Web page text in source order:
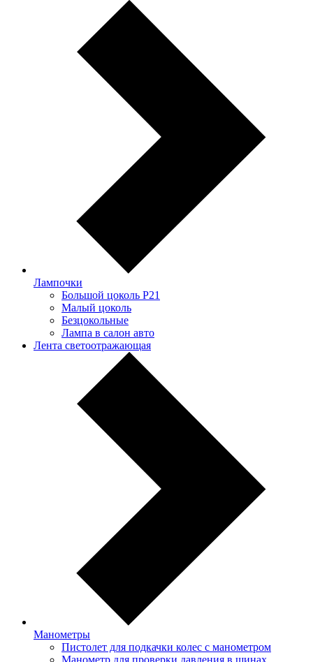
Лампочки
Большой цоколь P21
Малый цоколь
Безцокольные
Лампа в салон авто
Лента светоотражающая
Манометры
Пистолет для подкачки колес с манометром
Манометр для проверки давления в шинах